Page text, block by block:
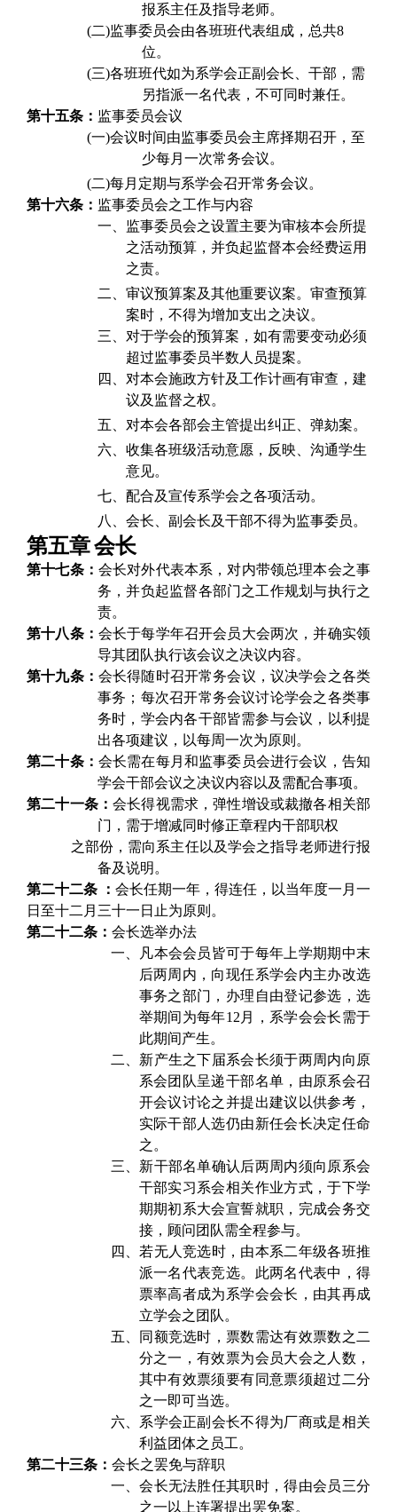
报系主任及指导老师。
(二)监事委员会由各班班代表组成，总共8
位。
(三)各班班代如为系学会正副会长、干部，需
另指派一名代表，不可同时兼任。
第十五条： 监事委员会议
(一)会议时间由监事委员会主席择期召开，至
少每月一次常务会议。
(二)每月定期与系学会召开常务会议。
第十六条： 监事委员会之工作与内容
一、 监事委员会之设置主要为审核本会所提
之活动预算，并负起监督本会经费运用
之责。
二、审议预算案及其他重要议案。审查预算
案时，不得为增加支出之决议。
三、 对于学会的预算案，如有需要变动必须
超过监事委员半数人员提案。
四、 对本会施政方针及工作计画有审查，建
议及监督之权。
五、 对本会各部会主管提出纠正、弹劾案。
六、收集各班级活动意愿，反映、沟通学生
意见。
七、配合及宣传系学会之各项活动。
八、会长、副会长及干部不得为监事委员。
第五章会长
第十七条： 会长对外代表本系，对内带领总理本会之事
务，并负起监督各部门之工作规划与执行之
责。
第十八条： 会长于每学年召开会员大会两次，并确实领
导其团队执行该会议之决议内容。
第十九条： 会长得随时召开常务会议，议决学会之各类
事务；每次召开常务会议讨论学会之各类事
务时，学会内各干部皆需参与会议，以利提
出各项建议，以每周一次为原则。
第二十条： 会长需在每月和监事委员会进行会议，告知
学会干部会议之决议内容以及需配合事项。
第二十一条：会长得视需求，弹性增设或裁撤各相关部
门，需于增减同时修正章程内干部职权
之部份，需向系主任以及学会之指导老师进行报
备及说明。
第二十二条 ： 会长任期一年，得连任，以当年度一月一
日至十二月三十一日止为原则。
第二十二条： 会长选举办法
一、
凡本会会员皆可于每年上学期期中末
后两周内，向现任系学会内主办改选
事务之部门，办理自由登记参选，选
举期间为每年12月，系学会会长需于
此期间产生。
二、 新产生之下届系会长须于两周内向原
系会团队呈递干部名单，由原系会召
开会议讨论之并提出建议以供参考，
实际干部人选仍由新任会长决定任命
之。
三、 新干部名单确认后两周内须向原系会
干部实习系会相关作业方式，于下学
期期初系大会宣誓就职，完成会务交
接，顾问团队需全程参与。
四、 若无人竞选时，由本系二年级各班推
派一名代表竞选。此两名代表中，得
票率高者成为系学会会长，由其再成
立学会之团队。
五、
同额竞选时，票数需达有效票数之二
分之一，有效票为会员大会之人数，
其中有效票须要有同意票须超过二分
之一即可当选。
六、 系学会正副会长不得为厂商或是相关
利益团体之员工。
第二十三条： 会长之罢免与辞职
一、会长无法胜任其职时，得由会员三分
之一以上连署提出罢免案。